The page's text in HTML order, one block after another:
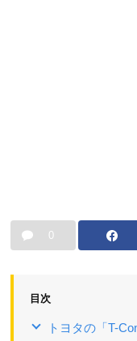
0
目次
トヨタの「T-